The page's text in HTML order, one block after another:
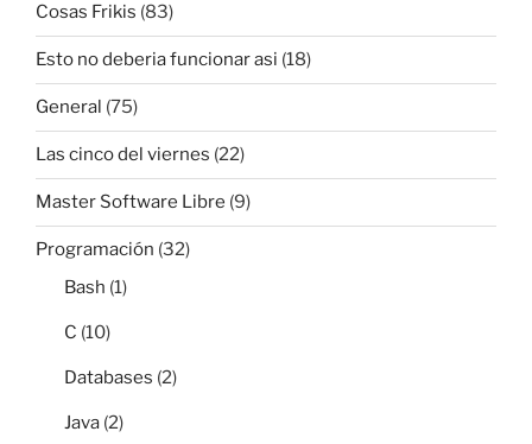
Cosas Frikis (83)
Esto no deberia funcionar asi (18)
General (75)
Las cinco del viernes (22)
Master Software Libre (9)
Programación (32)
Bash (1)
C (10)
Databases (2)
Java (2)